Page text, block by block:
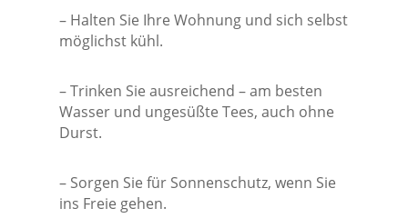
– Halten Sie Ihre Wohnung und sich selbst
möglichst kühl.
– Trinken Sie ausreichend – am besten
Wasser und ungesüßte Tees, auch ohne
Durst.
– Sorgen Sie für Sonnenschutz, wenn Sie
ins Freie gehen.